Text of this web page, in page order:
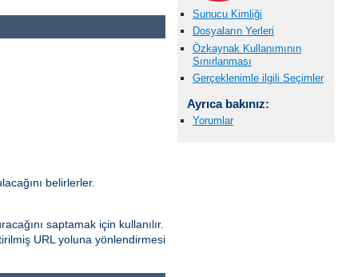
Sunucu Kimliği
Dosyaların Yerleri
Özkaynak Kullanımının
Sınırlanması
Gerçeklenimle ilgili Seçimler
Ayrıca bakınız:
Yorumlar
belirlerler.
saptamak için kullanılır.
URL yoluna yönlendirmesi